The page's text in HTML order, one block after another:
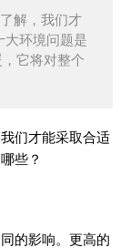
解，我们才
大环境问题是
它将对整个
们才能采取合适
些？
的影响。更高的